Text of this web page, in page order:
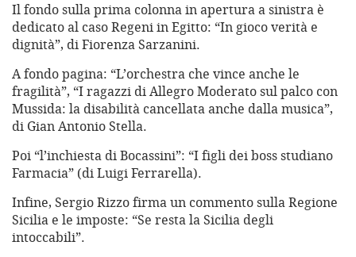
Il fondo sulla prima colonna in apertura a sinistra è
dedicato al caso Regeni in Egitto: “In gioco verità e
dignità”, di Fiorenza Sarzanini.
A fondo pagina: “L’orchestra che vince anche le
fragilità”, “I ragazzi di Allegro Moderato sul palco con
Mussida: la disabilità cancellata anche dalla musica”,
di Gian Antonio Stella.
Poi “l’inchiesta di Bocassini”: “I figli dei boss studiano
Farmacia” (di Luigi Ferrarella).
Infine, Sergio Rizzo firma un commento sulla Regione
Sicilia e le imposte: “Se resta la Sicilia degli
intoccabili”.